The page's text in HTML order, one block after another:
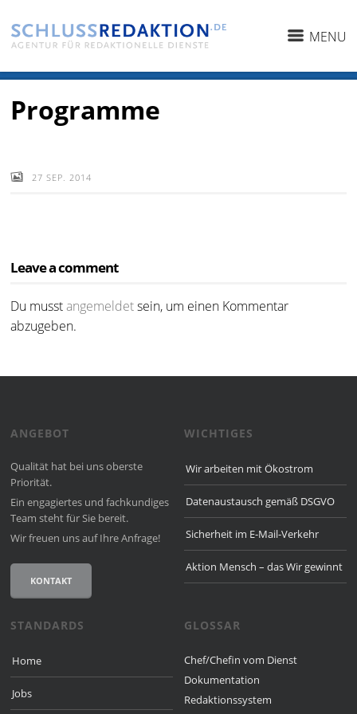
MENU
Programme
27 SEP. 2014
Leave a comment
Du musstangemeldetsein, um einen Kommentar
abzugeben.
ANGEBOT
Qualität hat bei uns oberste
Priorität.
Ein engagiertes und fach­kun­diges
Team steht für Sie bereit.
Wir freuen uns auf Ihre Anfrage!
KONTAKT
WICHTIGES
Wir arbeiten mit Ökostrom
Datenaustausch gemäß DSGVO
Sicherheit im E-Mail-Verkehr
Aktion Mensch – das Wir gewinnt
STANDARDS
Home
Jobs
GLOSSAR
Chef/Chefin vom Dienst
Dokumentation
Redaktionssystem